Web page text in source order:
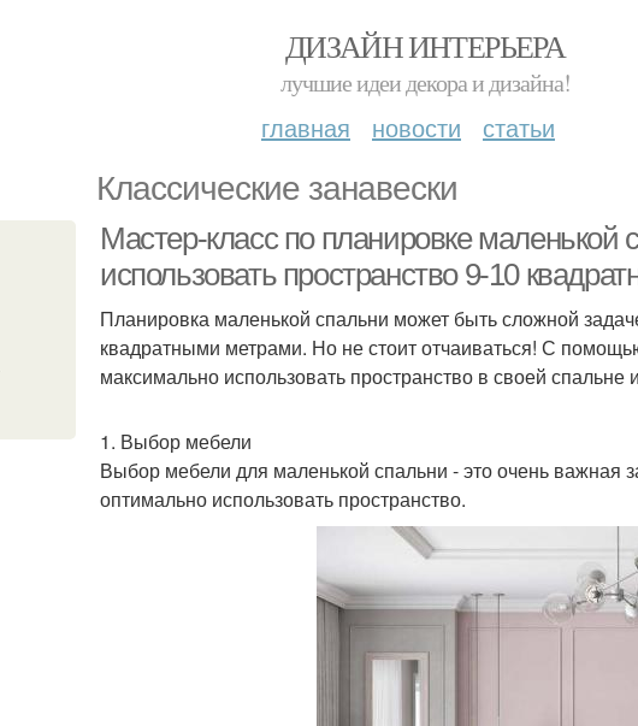
ДИЗАЙН ИНТЕРЬЕРА
лучшие идеи декора и дизайна!
главная новости статьи
Классические занавески
Мастер-класс по планировке маленькой
использовать пространство 9-10
Планировка маленькой спальни может быть сложной
квадратными метрами. Но не стоит отчаиваться! С
максимально использовать пространство в своей
1. Выбор мебели
Выбор мебели для маленькой спальни - это очень важная
оптимально использовать пространство.